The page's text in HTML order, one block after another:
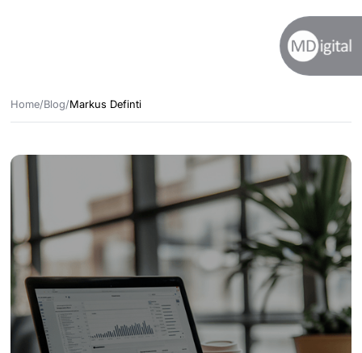
Home/Blog/Markus Definti